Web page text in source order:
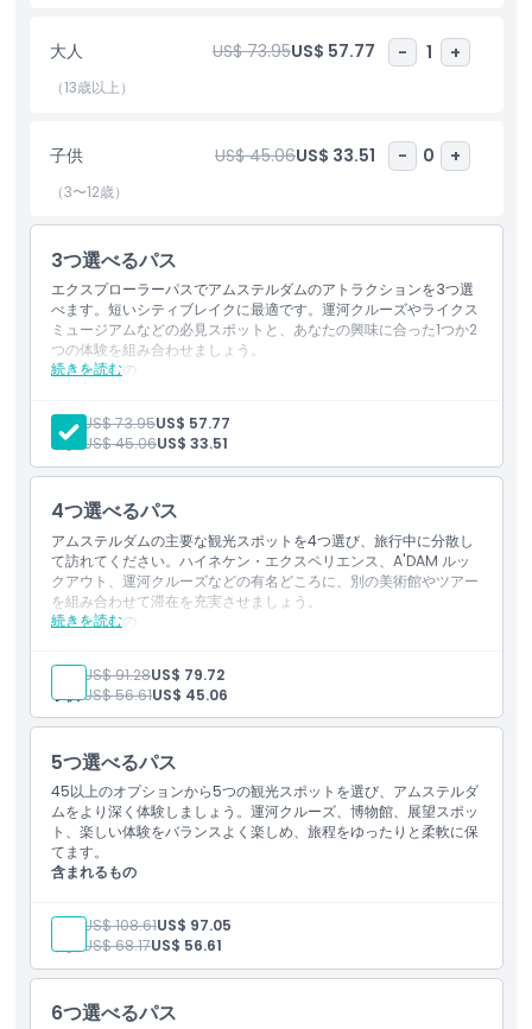
理想的な選択にします。利便性、柔軟性、そして通常の入場料に比
べて最大で約50%の節約を組み合わせることで、ゴーシティ・アム
ステルダム エクスプローラーパスは市内の運河、博物館、展望ス
含まれるもの
子供／大人ポリシー
除外事項
注意事項
場所
キャンセルポリシー
大人 US$ 73.95US$ 57.77 - 1 +
（13歳以上）
子供 US$ 45.06US$ 33.51 - 0 +
（3〜12歳）
3つ選べるパス
エクスプローラーパスでアムステルダムのアトラクションを3つ選
べます。短いシティブレイクに最適です。運河クルーズやライクス
ミュージアムなどの必見スポットと、あなたの興味に合った1つか2
つの体験を組み合わせましょう。
続きを読む
含まれるもの
3つのアトラクションまたは体験への入場。
パスは最初の利用開始日から60日間有効です。
大人: US$ 73.95US$ 57.77
子供:
US$ 45.06US$ 33.51
4つ選べるパス
アムステルダムの主要な観光スポットを4つ選び、旅行中に分散し
て訪れてください。ハイネケン・エクスペリエンス、A'DAM ルッ
クアウト、運河クルーズなどの有名どころに、別の美術館やツアー
を組み合わせて滞在を充実させましょう。
続きを読む
含まれるもの
トラクションまたは体験4つへの入場。
初回有効化後60日間有効なパス。
大人: US$ 91.28US$ 79.72
子供:US$ 56.61US$ 45.06
5つ選べるパス
45以上のオプションから5つの観光スポットを選び、アムステルダ
ムをより深く体験しましょう。運河クルーズ、博物館、展望スポッ
ト、楽しい体験をバランスよく楽しめ、旅程をゆったりと柔軟に保
てます。
含まれるもの
から任意の5つへの入場。
パスは初回の有効化後60日間有効です。
大人: US$ 108.61US$ 97.05
子供: US$ 68.17US$ 56.61
6つ選べるパス